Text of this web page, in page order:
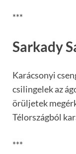
***
Sarkady
Karácsonyi
csilingelek az
örüljetek
Télországból
***